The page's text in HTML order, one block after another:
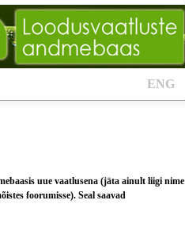
ENG
uue vaatlusena (jäta ainult liigi nime
foorumisse). Seal saavad